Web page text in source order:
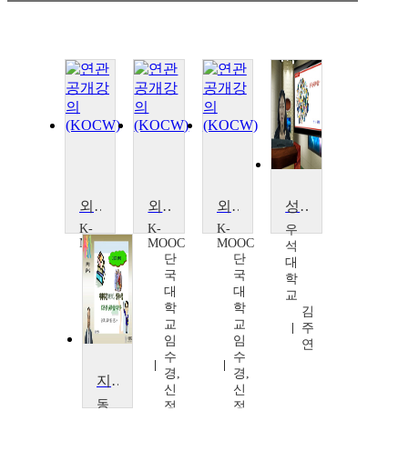
외국인유학생을 위한 한국대학문화
K-
MOOC
단
국
대
학
교
임
경,
신
정
외국인유학생을 위한 한국대학문화
K-
MOOC
단
국
대
학
교
임
수
경,
신
정
외국인유학생을 위한 한국대학문화
K-
MOOC
단
국
대
학
교
임
수
경,
신
정
성격심리학
우
석
대
학
교
김
주
연
지피지기 성격수업
동